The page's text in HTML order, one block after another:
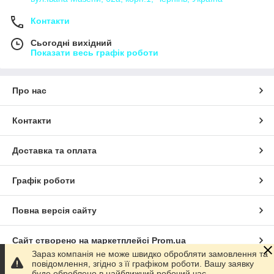
Контакти
Сьогодні вихідний
Показати весь графік роботи
Про нас
Контакти
Доставка та оплата
Графік роботи
Повна версія сайту
Сайт створено на маркетплейсі Prom.ua
Політика конфіденційності
Зараз компанія не може швидко обробляти замовлення та
повідомлення, згідно з її графіком роботи. Вашу заявку